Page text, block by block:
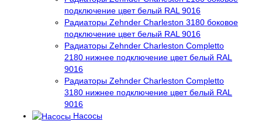
подключение цвет белый RAL 9016
Радиаторы Zehnder Charleston 3180 боковое
подключение цвет белый RAL 9016
Радиаторы Zehnder Charleston Completto
2180 нижнее подключение цвет белый RAL
9016
Радиаторы Zehnder Charleston Completto
3180 нижнее подключение цвет белый RAL
9016
Насосы